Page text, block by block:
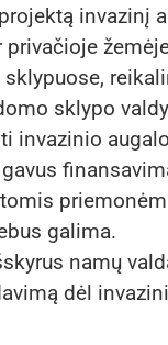
invazinį
sklypo
invazinio
galima.
namų
dėl